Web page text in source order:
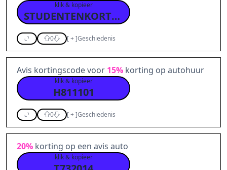
klik & kopieer
STUDENTENKORTING
0 [+]Geschiedenis
Avis kortingscode voor 15% korting op autohuur
klik & kopieer
H811101
0 [+]Geschiedenis
20% korting op een avis auto
klik & kopieer